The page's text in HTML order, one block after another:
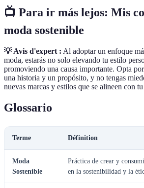
📺 Para ir más lejos: Mis
moda sostenible
💡 Avis d'expert : Al adoptar un enfoque
moda, estarás no solo elevando tu estilo
promoviendo una causa importante. Opta
una historia y un propósito, y no tengas
nuevas marcas y estilos que se alineen con
Glossario
Terme Définition
Moda
Sostenible
Práctica de crear y
en la sostenibilidad y la